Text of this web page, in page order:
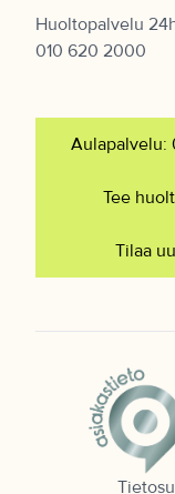
Huoltopalvelu
010 620 2000
Aulapalvelu:
Tee
Tilaa